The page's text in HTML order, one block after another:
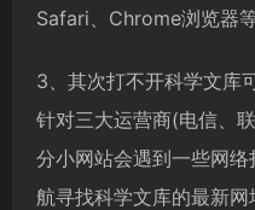
Safari、Chrome浏览器
3、其次打不开科学文库
针对三大运营商(电信、
分小网站会遇到一些网
航寻找科学文库的最新